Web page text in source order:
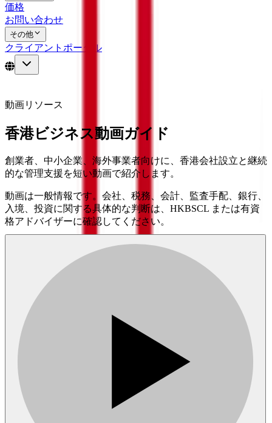
価格
お問い合わせ
その他
クライアントポータル
動画リソース
香港ビジネス動画ガイド
創業者、中小企業、海外事業者向けに、香港会社設立と継続
的な管理支援を短い動画で紹介します。
動画は一般情報です。会社、税務、会計、監査手配、銀行、
入境、投資に関する具体的な判断は、HKBSCL または有資
格アドバイザーに確認してください。